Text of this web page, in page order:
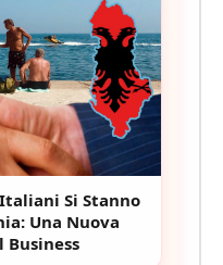
Si Stanno
Una Nuova